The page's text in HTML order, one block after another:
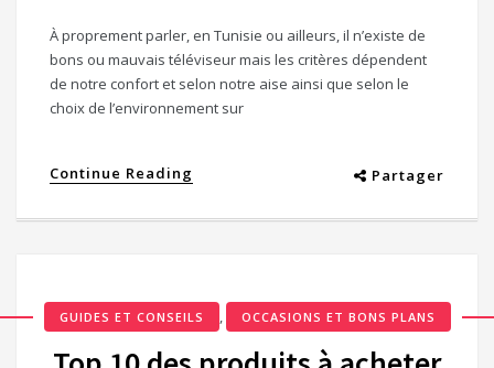
À proprement parler, en Tunisie ou ailleurs, il n’existe de
bons ou mauvais téléviseur mais les critères dépendent
de notre confort et selon notre aise ainsi que selon le
choix de l’environnement sur
Continue Reading Partager
GUIDES ET CONSEILS , OCCASIONS ET BONS PLANS